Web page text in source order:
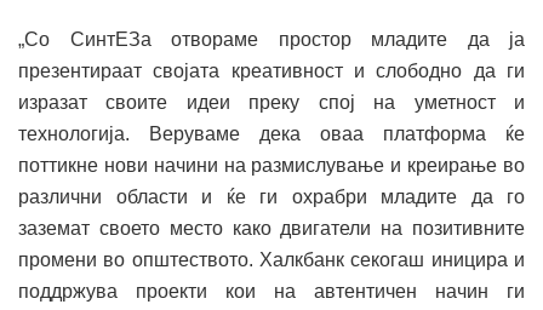
„Со СинтЕЗа отвораме простор младите да ја
презентираат својата креативност и слободно да ги
изразат своите идеи преку спој на уметност и
технологија. Веруваме дека оваа платформа ќе
поттикне нови начини на размислување и креирање во
различни области и ќе ги охрабри младите да го
заземат своето место како двигатели на позитивните
промени во општеството. Халкбанк секогаш иницира и
поддржува проекти кои на автентичен начин ги